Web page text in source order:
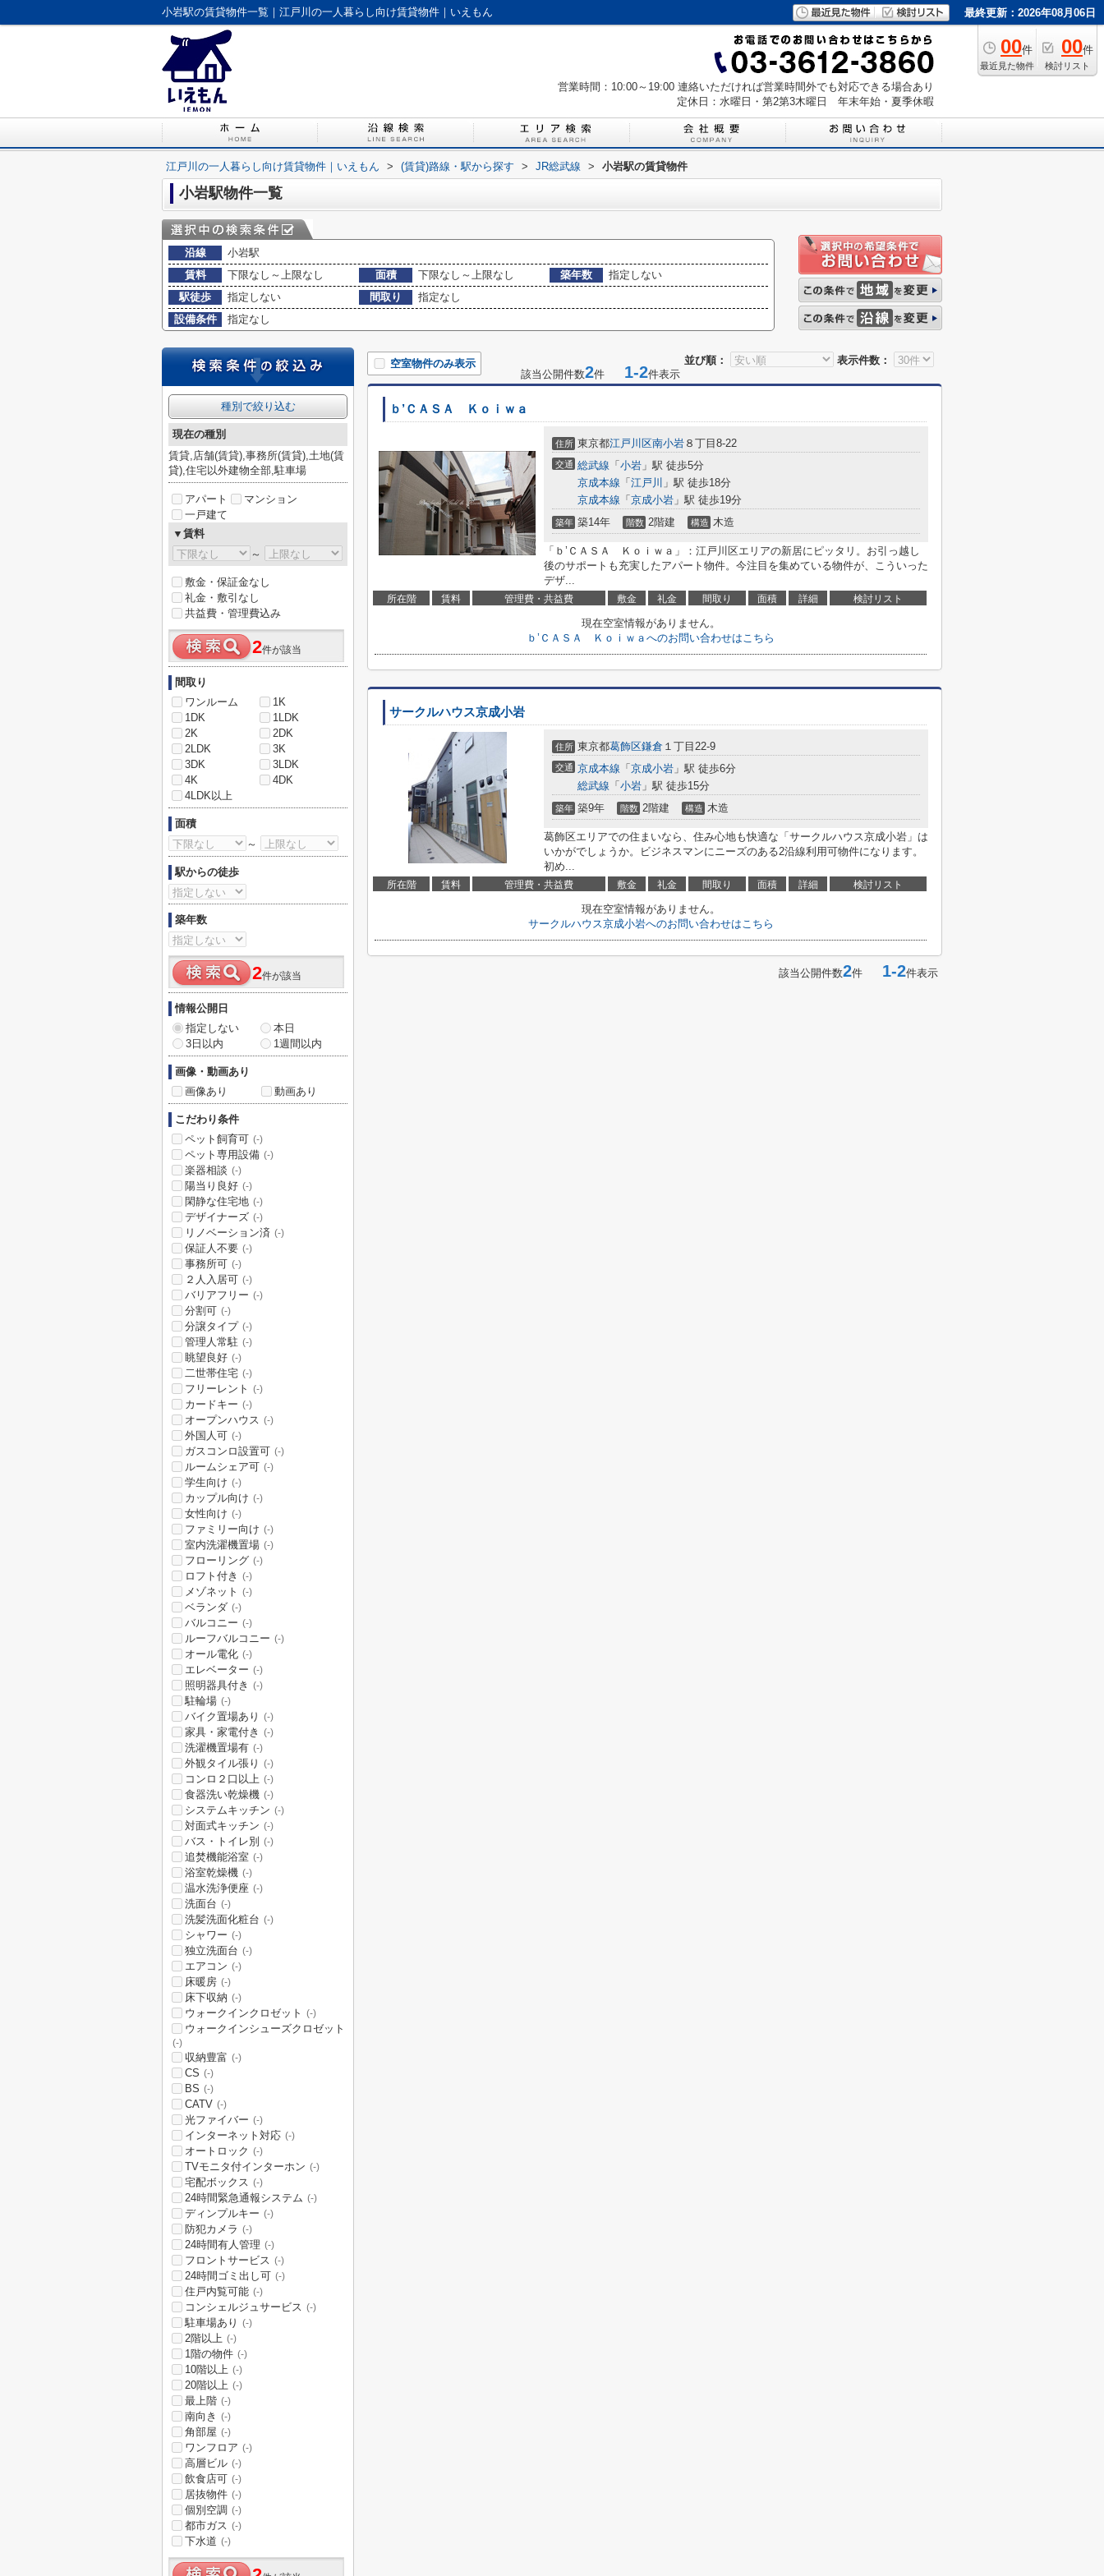
小岩駅の賃貸物件一覧｜江戸川の一人暮らし向け賃貸物件｜いえもん 最終更新：2026年08月06日
00件
最近見た物件
00件
検討リスト
営業時間：10:00～19:00 連絡いただければ営業時間外でも対応できる場合あり
定休日：水曜日・第2第3木曜日 年末年始・夏季休暇
江戸川の一人暮らし向け賃貸物件｜いえもん > (賃貸)路線・駅から探す > JR総武線 > 小岩駅の賃貸物件
小岩駅物件一覧
沿線
小岩駅
賃料
下限なし～上限なし 面積 下限なし～上限なし 築年数
指定しない
駅徒歩
指定しない 間取り
指定なし
設備条件
指定なし
並び順： 表示件数：
空室物件のみ表示
該当公開件数2件 1-2件表示
ｂ’ＣＡＳＡ Ｋｏｉｗａ
住所 東京都江戸川区南小岩 ８丁目8-22
交通 総武線 「 小岩 」駅 徒歩5分
京成本線 「 江戸川 」駅 徒歩18分
京成本線 「 京成小岩 」駅 徒歩19分
築年 築14年 階数 2階建 構造 木造
「ｂ’ＣＡＳＡ Ｋｏｉｗａ」：江戸川区エリアの新居にピッタリ。お引っ越し
後のサポートも充実したアパート物件。今注目を集めている物件が、こういった
デザ...
所在階 賃料 管理費・共益費 敷金 礼金 間取り 面積 詳細 検討リスト
現在空室情報がありません。
ｂ’ＣＡＳＡ Ｋｏｉｗａへのお問い合わせはこちら
サークルハウス京成小岩
住所 東京都葛飾区鎌倉 １丁目22-9
交通 京成本線 「 京成小岩 」駅 徒歩6分
総武線 「 小岩 」駅 徒歩15分
築年 築9年 階数 2階建 構造 木造
葛飾区エリアでの住まいなら、住み心地も快適な「サークルハウス京成小岩」は
いかがでしょうか。ビジネスマンにニーズのある2沿線利用可物件になります。
初め...
所在階 賃料 管理費・共益費 敷金 礼金 間取り 面積 詳細 検討リスト
現在空室情報がありません。
サークルハウス京成小岩へのお問い合わせはこちら
該当公開件数2件 1-2件表示
種別で絞り込む
現在の種別
賃貸,店舗(賃貸),事務所(賃貸),土地(賃
貸),住宅以外建物全部,駐車場
アパート
マンション
一戸建て
▼賃料
～
敷金・保証金なし
礼金・敷引なし
共益費・管理費込み
2件が該当
間取り
ワンルーム
1K
1DK
1LDK
2K
2DK
2LDK
3K
3DK
3LDK
4K
4DK
4LDK以上
面積
～
駅からの徒歩
築年数
2件が該当
情報公開日
指定しない
本日
3日以内
1週間以内
画像・動画あり
画像あり
動画あり
こだわり条件
ペット飼育可 (-)
ペット専用設備 (-)
楽器相談 (-)
陽当り良好 (-)
閑静な住宅地 (-)
デザイナーズ (-)
リノベーション済 (-)
保証人不要 (-)
事務所可 (-)
２人入居可 (-)
バリアフリー (-)
分割可 (-)
分譲タイプ (-)
管理人常駐 (-)
眺望良好 (-)
二世帯住宅 (-)
フリーレント (-)
カードキー (-)
オープンハウス (-)
外国人可 (-)
ガスコンロ設置可 (-)
ルームシェア可 (-)
学生向け (-)
カップル向け (-)
女性向け (-)
ファミリー向け (-)
室内洗濯機置場 (-)
フローリング (-)
ロフト付き (-)
メゾネット (-)
ベランダ (-)
バルコニー (-)
ルーフバルコニー (-)
オール電化 (-)
エレベーター (-)
照明器具付き (-)
駐輪場 (-)
バイク置場あり (-)
家具・家電付き (-)
洗濯機置場有 (-)
外観タイル張り (-)
コンロ２口以上 (-)
食器洗い乾燥機 (-)
システムキッチン (-)
対面式キッチン (-)
バス・トイレ別 (-)
追焚機能浴室 (-)
浴室乾燥機 (-)
温水洗浄便座 (-)
洗面台 (-)
洗髪洗面化粧台 (-)
シャワー (-)
独立洗面台 (-)
エアコン (-)
床暖房 (-)
床下収納 (-)
ウォークインクロゼット (-)
ウォークインシューズクロゼット
(-)
収納豊富 (-)
CS (-)
BS (-)
CATV (-)
光ファイバー (-)
インターネット対応 (-)
オートロック (-)
TVモニタ付インターホン (-)
宅配ボックス (-)
24時間緊急通報システム (-)
ディンプルキー (-)
防犯カメラ (-)
24時間有人管理 (-)
フロントサービス (-)
24時間ゴミ出し可 (-)
住戸内覧可能 (-)
コンシェルジュサービス (-)
駐車場あり (-)
2階以上 (-)
1階の物件 (-)
10階以上 (-)
20階以上 (-)
最上階 (-)
南向き (-)
角部屋 (-)
ワンフロア (-)
高層ビル (-)
飲食店可 (-)
居抜物件 (-)
個別空調 (-)
都市ガス (-)
下水道 (-)